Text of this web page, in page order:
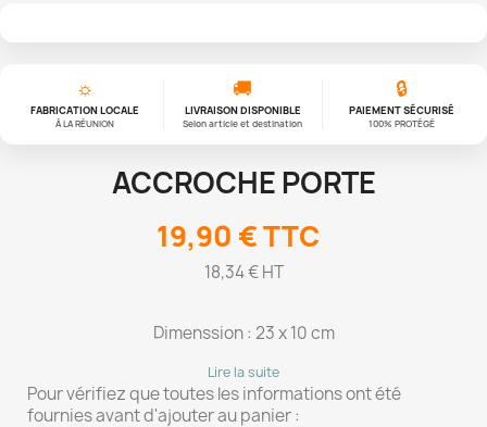
☼
FABRICATION LOCALE
À LA RÉUNION
🚚
LIVRAISON DISPONIBLE
Selon article et destination
🔒
PAIEMENT SÉCURISÉ
100% PROTÉGÉ
ACCROCHE PORTE
19,90 €TTC
18,34 € HT
Dimenssion : 23 x 10 cm
Lire la suite
Pour vérifiez que toutes les informations ont été
fournies avant d'ajouter au panier :